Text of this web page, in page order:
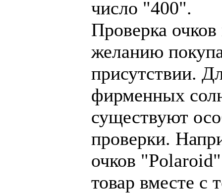
число "400".
Проверка
желанию
присутствии.
фирменных
существуют
проверки.
очков
товар вместе с